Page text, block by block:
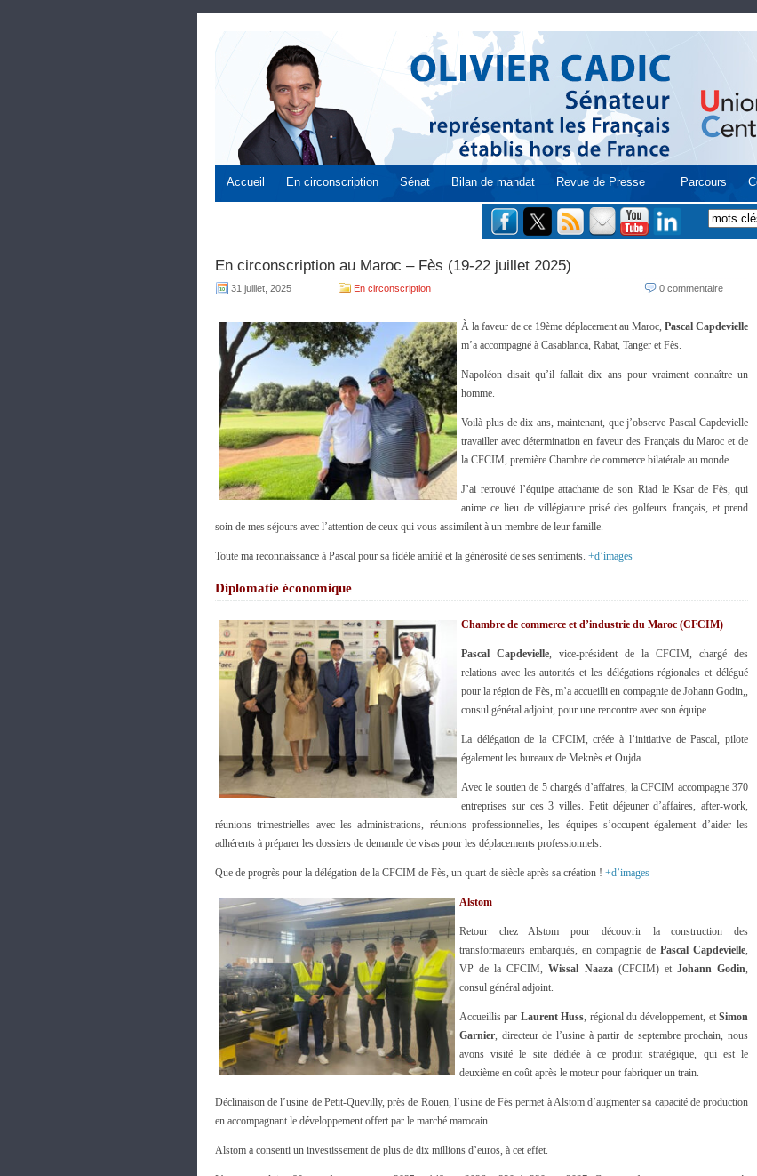
Accueil En circonscription Sénat Bilan de mandat Revue de Presse Parcours
En circonscription au Maroc – Fès (19-22 juillet 2025)
31 juillet, 2025 En circonscription 0 commentaire
À la faveur de ce 19ème déplacement au Maroc, Pascal Capdevielle
m’a accompagné à Casablanca, Rabat, Tanger et Fès.
Napoléon disait qu’il fallait dix ans pour vraiment connaître un
homme.
Voilà plus de dix ans, maintenant, que j’observe Pascal Capdevielle
travailler avec détermination en faveur des Français du Maroc et de
la CFCIM, première Chambre de commerce bilatérale au monde.
J’ai retrouvé l’équipe attachante de son Riad le Ksar de Fès, qui
anime ce lieu de villégiature prisé des golfeurs français, et prend
soin de mes séjours avec l’attention de ceux qui vous assimilent à un membre de leur famille.
Toute ma reconnaissance à Pascal pour sa fidèle amitié et la générosité de ses sentiments. +d’images
Diplomatie économique
Chambre de commerce et d’industrie du Maroc (CFCIM)
Pascal Capdevielle, vice-président de la CFCIM, chargé des
relations avec les autorités et les délégations régionales et délégué
pour la région de Fès, m’a accueilli en compagnie de Johann Godin,,
consul général adjoint, pour une rencontre avec son équipe.
La délégation de la CFCIM, créée à l’initiative de Pascal, pilote
également les bureaux de Meknès et Oujda.
Avec le soutien de 5 chargés d’affaires, la CFCIM accompagne 370
entreprises sur ces 3 villes. Petit déjeuner d’affaires, after-work,
réunions trimestrielles avec les administrations, réunions professionnelles, les équipes s’occupent également d’aider les
adhérents à préparer les dossiers de demande de visas pour les déplacements professionnels.
Que de progrès pour la délégation de la CFCIM de Fès, un quart de siècle après sa création ! +d’images
Alstom
Retour chez Alstom pour découvrir la construction des
transformateurs embarqués, en compagnie de Pascal Capdevielle,
VP de la CFCIM,Wissal Naaza(CFCIM) et Johann Godin,
consul général adjoint.
Accueillis par Laurent Huss, régional du développement, et Simon
Garnier, directeur de l’usine à partir de septembre prochain, nous
avons visité le site dédiée à ce produit stratégique, qui est le
deuxième en coût après le moteur pour fabriquer un train.
Déclinaison de l’usine de Petit-Quevilly, près de Rouen, l’usine de Fès permet à Alstom d’augmenter sa capacité de production
en accompagnant le développement offert par le marché marocain.
Alstom a consenti un investissement de plus de dix millions d’euros, à cet effet.